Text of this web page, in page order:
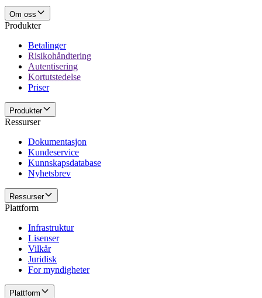
Om oss
Produkter
Betalinger
Risikohåndtering
Autentisering
Kortutstedelse
Priser
Produkter
Ressurser
Dokumentasjon
Kundeservice
Kunnskapsdatabase
Nyhetsbrev
Ressurser
Plattform
Infrastruktur
Lisenser
Vilkår
Juridisk
For myndigheter
Plattform